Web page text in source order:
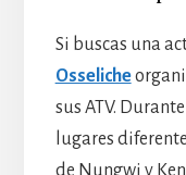
Si buscas una
Osseliche
sus ATV.
lugares
de Nungwi y